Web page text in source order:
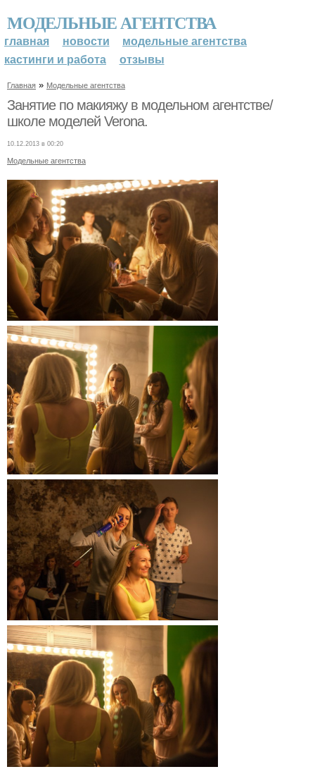
МОДЕЛЬНЫЕ АГЕНТСТВА
главная новости
модельные агентства
кастинги и работа
отзывы
Главная » Модельные агентства
Занятие по макияжу в модельном агентстве/
школе моделей Verona.
10.12.2013 в 00:20
Модельные агентства